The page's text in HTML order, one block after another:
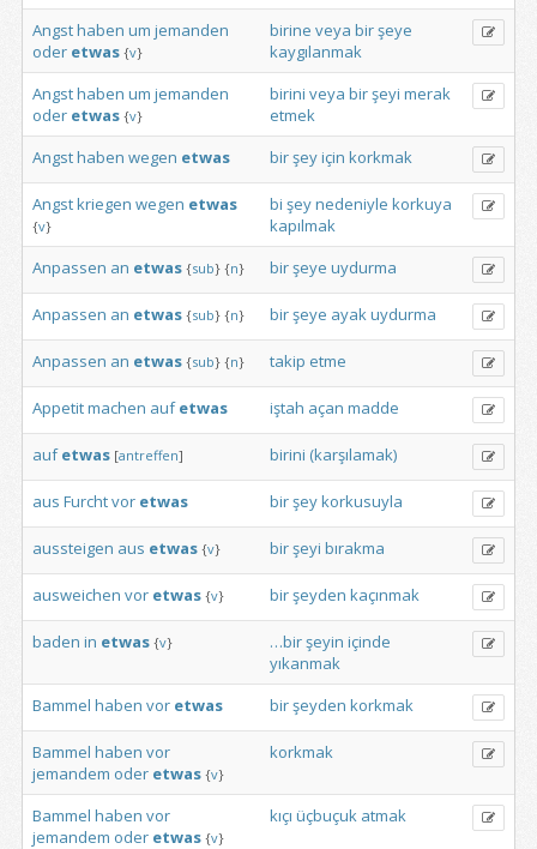
Angsthaben um jemanden
oder etwas {v}
birine veya birşeye
kaygılanmak
Angsthaben um jemanden
oder etwas {v}
birini veya birşeyi merak
etmek
Angsthaben wegen etwas birşeyiçin korkmak
Angstkriegen wegen etwas
{v}
bi şeynedeniyle korkuya
kapılmak
Anpassen an etwas {sub} {n} birşeye uydurma
Anpassen an etwas {sub} {n} birşeye ayakuydurma
Anpassen an etwas {sub} {n} takip etme
Appetitmachen auf etwas iştah açan madde
auf etwas [antreffen] birini (karşılamak)
aus Furchtvor etwas birşeykorkusuyla
aussteigen aus etwas {v} birşeyi bırakma
ausweichen vor etwas {v} birşeyden kaçınmak
baden in etwas {v} …birşeyin içinde
yıkanmak
Bammel haben vor etwas birşeyden korkmak
Bammel haben vor
jemandem oder etwas {v}
korkmak
Bammel haben vor
jemandem oder etwas {v}
kıçı üçbuçuk atmak